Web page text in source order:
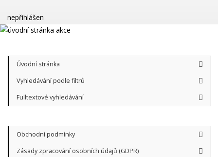
nepřihlášen
Úvodní stránka
Vyhledávání podle filtrů
Fulltextové vyhledávání
Obchodní podmínky
Zásady zpracování osobních údajů (GDPR)